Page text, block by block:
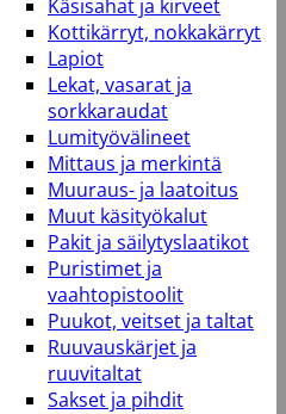
Käsisahat ja kirveet
Kottikärryt, nokkakärryt
Lapiot
Lekat, vasarat ja
sorkkaraudat
Lumityövälineet
Mittaus ja merkintä
Muuraus- ja laatoitus
Muut käsityökalut
Pakit ja säilytyslaatikot
Puristimet ja
vaahtopistoolit
Puukot, veitset ja taltat
Ruuvauskärjet ja
ruuvitaltat
Sakset ja pihdit